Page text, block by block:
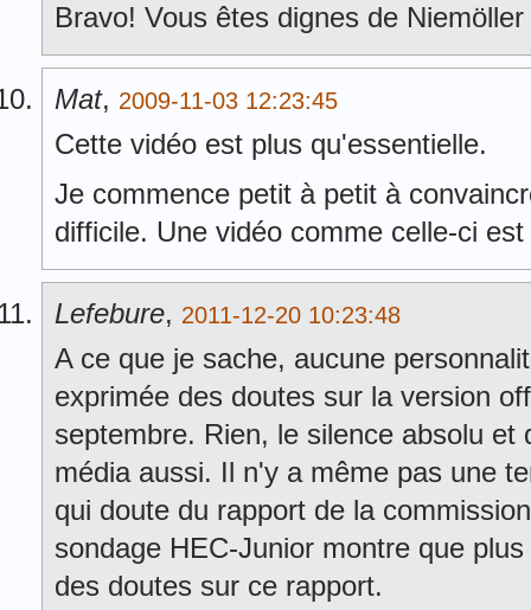
Bravo! Vous êtes dignes de Niemöller
Mat, 2009-11-03 12:23:45
Cette vidéo est plus qu'essentielle.
Je commence petit à petit à
difficile. Une vidéo comme celle-ci
Lefebure, 2011-12-20 10:23:48
A ce que je sache, aucune
exprimée des doutes sur la version
septembre. Rien, le silence absolu et
média aussi. Il n'y a même pas une
qui doute du rapport de la
sondage HEC-Junior montre que
des doutes sur ce rapport.